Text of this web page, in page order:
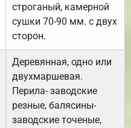
строганый, камерной
сушки 70-90 мм. с двух
сторон.
Деревянная, одно или
двухмаршевая.
Перила- заводские
резные, балясины-
заводские точеные,